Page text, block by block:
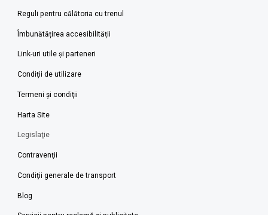
Reguli pentru călătoria cu trenul
Îmbunătățirea accesibilității
Link-uri utile şi parteneri
Condiţii de utilizare
Termeni şi condiţii
Harta Site
Legislaţie
Contravenţii
Condiţii generale de transport
Blog